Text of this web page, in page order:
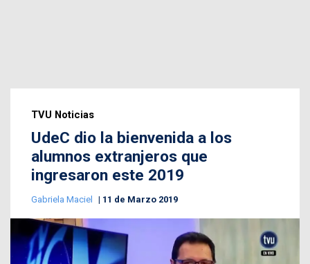
TVU Noticias
UdeC dio la bienvenida a los
alumnos extranjeros que
ingresaron este 2019
Gabriela Maciel 11 de Marzo 2019